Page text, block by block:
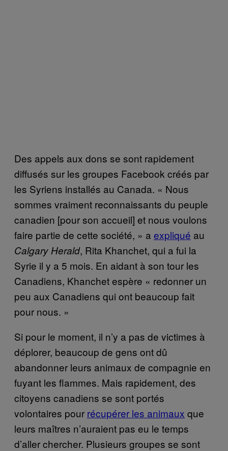
Des appels aux dons se sont rapidement
diffusés sur les groupes Facebook créés par
les Syriens installés au Canada. « Nous
sommes vraiment reconnaissants du peuple
canadien [pour son accueil] et nous voulons
faire partie de cette société, » a expliqué au
Calgary Herald, Rita Khanchet, qui a fui la
Syrie il y a 5 mois. En aidant à son tour les
Canadiens, Khanchet espère « redonner un
peu aux Canadiens qui ont beaucoup fait
pour nous. »
Si pour le moment, il n’y a pas de victimes à
déplorer, beaucoup de gens ont dû
abandonner leurs animaux de compagnie en
fuyant les flammes. Mais rapidement, des
citoyens canadiens se sont portés
volontaires pour récupérer les animaux que
leurs maîtres n’auraient pas eu le temps
d’aller chercher. Plusieurs groupes se sont